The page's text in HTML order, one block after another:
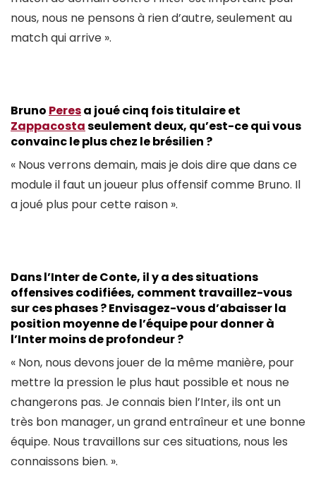
nous, nous ne pensons à rien d’autre, seulement au
match qui arrive ».
Bruno Peresa joué cinq fois titulaire et
Zappacostaseulement deux, qu’est-ce qui vous
convainc le plus chez le brésilien ?
« Nous verrons demain, mais je dois dire que dans ce
module il faut un joueur plus offensif comme Bruno. Il
a joué plus pour cette raison ».
Dans l’Inter de Conte, il y a des situations
offensives codifiées, comment travaillez-vous
sur ces phases ? Envisagez-vous d’abaisser la
position moyenne de l’équipe pour donner à
l’Inter moins de profondeur ?
« Non, nous devons jouer de la même manière, pour
mettre la pression le plus haut possible et nous ne
changerons pas. Je connais bien l’Inter, ils ont un
très bon manager, un grand entraîneur et une bonne
équipe. Nous travaillons sur ces situations, nous les
connaissons bien. ».